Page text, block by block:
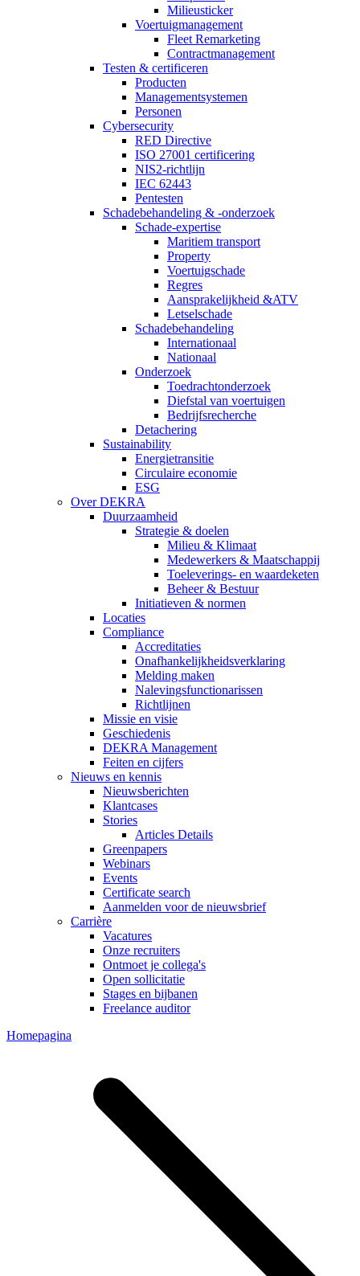
Milieusticker
Voertuigmanagement
Fleet Remarketing
Contractmanagement
Testen & certificeren
Producten
Managementsystemen
Personen
Cybersecurity
RED Directive
ISO 27001 certificering
NIS2-richtlijn
IEC 62443
Pentesten
Schadebehandeling & -onderzoek
Schade-expertise
Maritiem transport
Property
Voertuigschade
Regres
Aansprakelijkheid &ATV
Letselschade
Schadebehandeling
Internationaal
Nationaal
Onderzoek
Toedrachtonderzoek
Diefstal van voertuigen
Bedrijfsrecherche
Detachering
Sustainability
Energietransitie
Circulaire economie
ESG
Over DEKRA
Duurzaamheid
Strategie & doelen
Milieu & Klimaat
Medewerkers & Maatschappij
Toeleverings- en waardeketen
Beheer & Bestuur
Initiatieven & normen
Locaties
Compliance
Accreditaties
Onafhankelijkheidsverklaring
Melding maken
Nalevingsfunctionarissen
Richtlijnen
Missie en visie
Geschiedenis
DEKRA Management
Feiten en cijfers
Nieuws en kennis
Nieuwsberichten
Klantcases
Stories
Articles Details
Greenpapers
Webinars
Events
Certificate search
Aanmelden voor de nieuwsbrief
Carrière
Vacatures
Onze recruiters
Ontmoet je collega's
Open sollicitatie
Stages en bijbanen
Freelance auditor
Homepagina